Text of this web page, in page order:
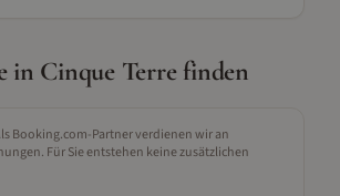
in Cinque Terrefinden
Booking.com-Partner verdienen wir an
Für Sie entstehen keine zusätzlichen